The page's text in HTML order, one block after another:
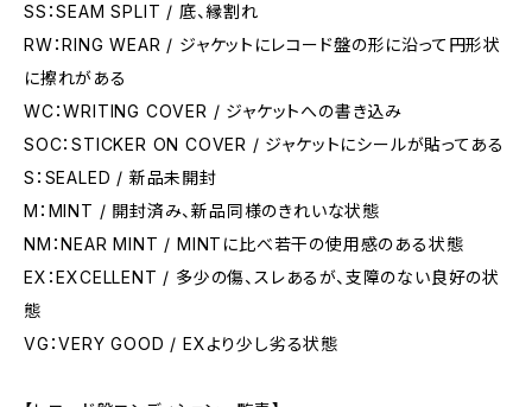
SS：SEAM SPLIT / 底、縁割れ
RW：RING WEAR / ジャケットにレコード盤の形に沿って円形状
に擦れがある
WC：WRITING COVER / ジャケットへの書き込み
SOC：STICKER ON COVER / ジャケットにシールが貼ってある
S：SEALED / 新品未開封
M：MINT / 開封済み、新品同様のきれいな状態
NM：NEAR MINT / MINTに比べ若干の使用感のある状態
EX：EXCELLENT / 多少の傷、スレあるが、支障のない良好の状
態
VG：VERY GOOD / EXより少し劣る状態